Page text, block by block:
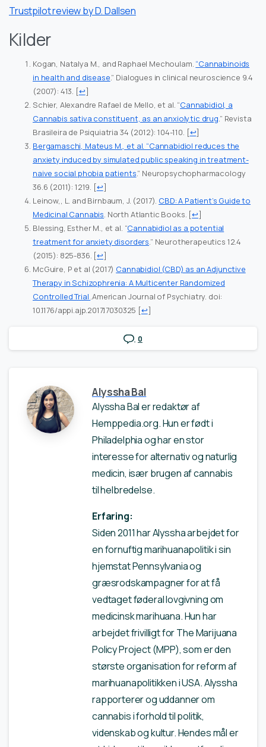
Trustpilot review by D. Dallsen
Kilder
Kogan, Natalya M., and Raphael Mechoulam. “Cannabinoids
in health and disease.” Dialogues in clinical neuroscience 9.4
(2007): 413. [↩]
Schier, Alexandre Rafael de Mello, et al. “Cannabidiol, a
Cannabis sativa constituent, as an anxiolytic drug.” Revista
Brasileira de Psiquiatria 34 (2012): 104-110. [↩]
Bergamaschi, Mateus M., et al. “Cannabidiol reduces the
anxiety induced by simulated public speaking in treatment-
naive social phobia patients.” Neuropsychopharmacology
36.6 (2011): 1219. [↩]
Leinow,, L. and Birnbaum, J. (2017). CBD: A Patient’s Guide to
Medicinal Cannabis. North Atlantic Books. [↩]
Blessing, Esther M., et al. “Cannabidiol as a potential
treatment for anxiety disorders.” Neurotherapeutics 12.4
(2015): 825-836. [↩]
McGuire, P et al (2017) Cannabidiol (CBD) as an Adjunctive
Therapy in Schizophrenia: A Multicenter Randomized
Controlled Trial .American Journal of Psychiatry. doi:
10.1176/appi.ajp.2017.17030325 [↩]
0
Alyssha Bal
Alyssha Bal er redaktør af
Hemppedia.org. Hun er født i
Philadelphia og har en stor
interesse for alternativ og naturlig
medicin, især brugen af cannabis
til helbredelse.
Erfaring:
Siden 2011 har Alyssha arbejdet for
en fornuftig marihuanapolitik i sin
hjemstat Pennsylvania og
græsrodskampagner for at få
vedtaget føderal lovgivning om
medicinsk marihuana. Hun har
arbejdet frivilligt for The Marijuana
Policy Project (MPP), som er den
største organisation for reform af
marihuanapolitikken i USA. Alyssha
rapporterer og uddanner om
cannabis i forhold til politik,
videnskab og kultur. Hendes mål er